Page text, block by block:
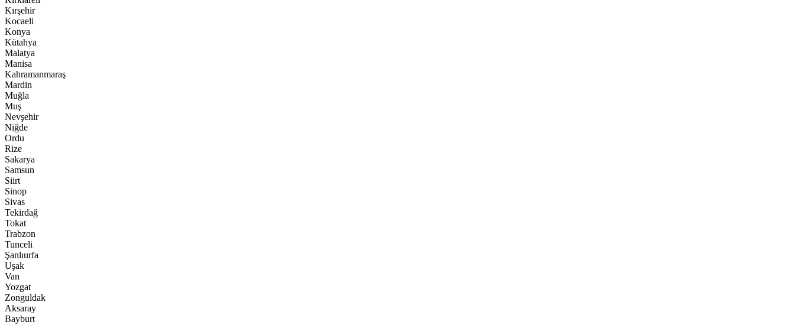
Kırşehir
Kocaeli
Konya
Kütahya
Malatya
Manisa
Kahramanmaraş
Mardin
Muğla
Muş
Nevşehir
Niğde
Ordu
Rize
Sakarya
Samsun
Siirt
Sinop
Sivas
Tekirdağ
Tokat
Trabzon
Tunceli
Şanlıurfa
Uşak
Van
Yozgat
Zonguldak
Aksaray
Bayburt